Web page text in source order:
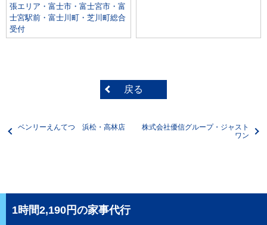
張エリア・富士市・富士宮市・富
士宮駅前・富士川町・芝川町総合
受付
戻る
ベンリーえんてつ 浜松・高林店
株式会社優信グループ・ジャスト
ワン
1時間2,190円の家事代行